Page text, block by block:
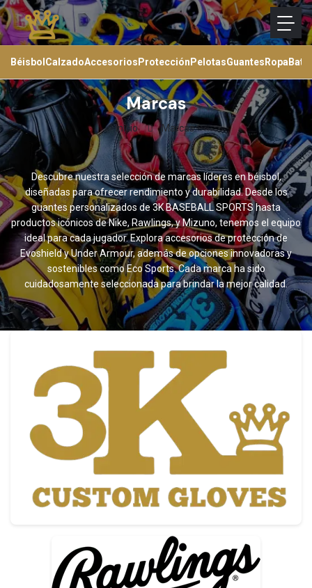
Béisbol CalzadoAccesorios Protección PelotasGuantes Ropa Bats
Marcas
Inicio Marcas
Descubre nuestra selección de marcas líderes en béisbol,
diseñadas para ofrecer rendimiento y durabilidad. Desde los
guantes personalizados de 3K BASEBALL SPORTS hasta
productos icónicos de Nike, Rawlings, y Mizuno, tenemos el equipo
ideal para cada jugador. Explora accesorios de protección de
Evoshield y Under Armour, además de opciones innovadoras y
sostenibles como Eco Sports. Cada marca ha sido
cuidadosamente seleccionada para brindar la mejor calidad.